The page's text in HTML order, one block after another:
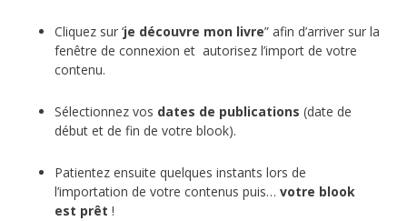
Cliquez sur ‘je découvre mon livre” afin d’arriver sur la
fenêtre de connexion et autorisez l’import de votre
contenu.
Sélectionnez vos dates de publications (date de
début et de fin de votre blook).
Patientez ensuite quelques instants lors de
l’importation de votre contenus puis… votre blook
est prêt !